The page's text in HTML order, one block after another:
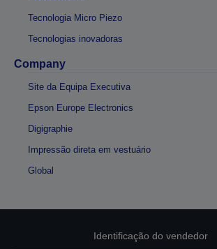
Tecnologia Micro Piezo
Tecnologias inovadoras
Company
Site da Equipa Executiva
Epson Europe Electronics
Digigraphie
Impressão direta em vestuário
Global
Identificação do vendedor